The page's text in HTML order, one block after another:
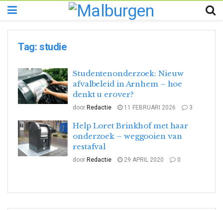
Tag: studie
Studentenonderzoek: Nieuw
afvalbeleid in Arnhem – hoe
denkt u erover?
door Redactie 11 FEBRUARI 2026 3
Help Loret Brinkhof met haar
onderzoek – weggooien van
restafval
door Redactie 29 APRIL 2020 0